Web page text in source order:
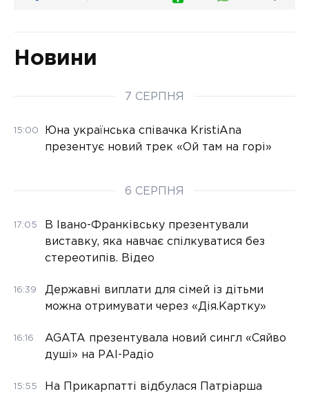
Новини
7 СЕРПНЯ
15:00
Юна українська співачка KristiAna
презентує новий трек «Ой там на горі»
6 СЕРПНЯ
17:05
В Івано-Франківську презентували
виставку, яка навчає спілкуватися без
стереотипів. Відео
16:39
Державні виплати для сімей із дітьми
можна отримувати через «Дія.Картку»
16:16
AGATA презентувала новий сингл «Сяйво
душі» на РАІ-Радіо
15:55
На Прикарпатті відбулася Патріарша